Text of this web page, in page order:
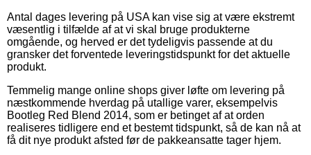
Antal dages levering på USA kan vise sig at være ekstremt
væsentlig i tilfælde af at vi skal bruge produkterne
omgående, og herved er det tydeligvis passende at du
gransker det forventede leveringstidspunkt for det aktuelle
produkt.
Temmelig mange online shops giver løfte om levering på
næstkommende hverdag på utallige varer, eksempelvis
Bootleg Red Blend 2014, som er betinget af at orden
realiseres tidligere end et bestemt tidspunkt, så de kan nå at
få dit nye produkt afsted før de pakkeansatte tager hjem.